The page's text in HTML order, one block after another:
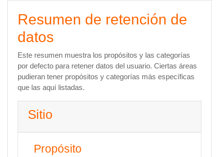
Resumen de retención de
datos
Este resumen muestra los propósitos y las categorías
por defecto para retener datos del usuario. Ciertas áreas
pudieran tener propósitos y categorías más específicas
que las aquí listadas.
Sitio
Propósito